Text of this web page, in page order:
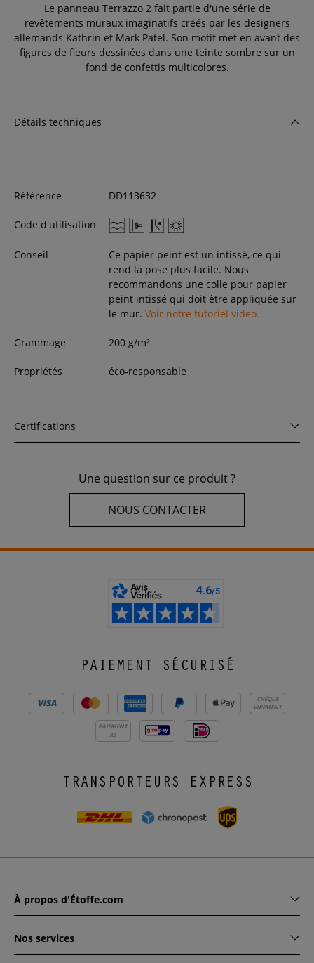
Le panneau Terrazzo 2 fait partie d'une série de
revêtements muraux imaginatifs créés par les designers
allemands Kathrin et Mark Patel. Son motif met en avant des
figures de fleurs dessinées dans une teinte sombre sur un
fond de confettis multicolores.
Détails techniques
Référence DD113632
Code d'utilisation
Conseil
Ce papier peint est un intissé, ce qui
rend la pose plus facile. Nous
recommandons une colle pour papier
peint intissé qui doit être appliquée sur
le mur. Voir notre tutoriel video.
Grammage 200 g/m²
Propriétés éco-responsable
Certifications
Une question sur ce produit ?
NOUS CONTACTER
PAIEMENT SÉCURISÉ
CHÈQUE
VIREMENT
PAIEMENT
X3
TRANSPORTEURS EXPRESS
À propos d'Étoffe.com
Nos services